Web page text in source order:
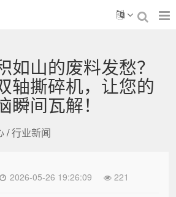
如山的废料发愁？
轴撕碎机，让您的
瞬间瓦解！
/行业新闻
2026-05-26 19:26:09 221